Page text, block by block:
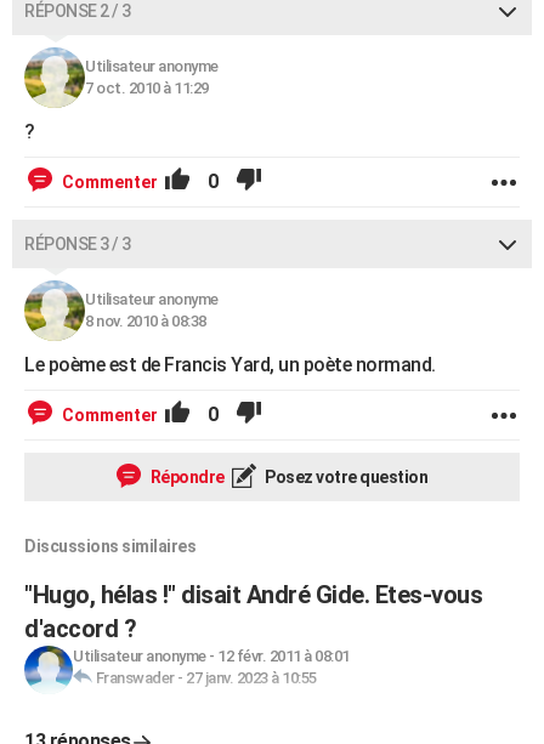
RÉPONSE 2 / 3
Utilisateur anonyme
7 oct. 2010 à 11:29
?
Commenter 0
RÉPONSE 3 / 3
Utilisateur anonyme
8 nov. 2010 à 08:38
Le poème est de Francis Yard, un poète normand.
Commenter 0
Répondre Posez votre question
Discussions similaires
"Hugo, hélas !" disait André Gide. Etes-vous
d'accord ?
Utilisateur anonyme- 12 févr. 2011 à 08:01
Franswader- 27 janv. 2023 à 10:55